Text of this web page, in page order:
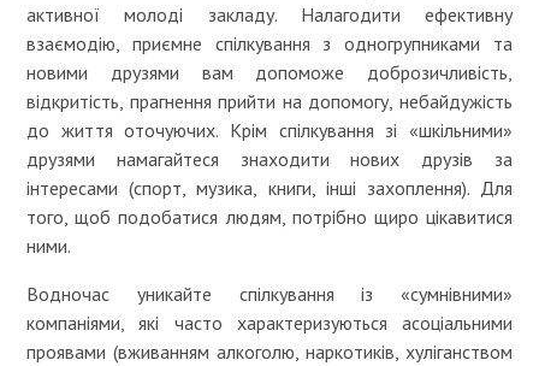
активної молоді закладу. Налагодити ефективну
взаємодію, приємне спілкування з одногрупниками та
новими друзями вам допоможе доброзичливість,
відкритість, прагнення прийти на допомогу, небайдужість
до життя оточуючих. Крім спілкування зі «шкільними»
друзями намагайтеся знаходити нових друзів за
інтересами (спорт, музика, книги, інші захоплення). Для
того, щоб подобатися людям, потрібно щиро цікавитися
ними.
Водночас уникайте спілкування із «сумнівними»
компаніями, які часто характеризуються асоціальними
проявами (вживанням алкоголю, наркотиків, хуліганством